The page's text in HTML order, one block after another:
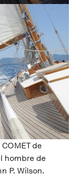
de
hombre de
P. Wilson.